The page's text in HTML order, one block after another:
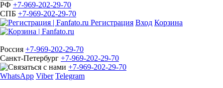
РФ +7-969-202-29-70
СПБ +7-969-202-29-70
Регистрация Вход Корзина
Россия +7-969-202-29-70
Санкт-Петербург +7-969-202-29-70
+7-969-202-29-70
WhatsApp Viber Telegram